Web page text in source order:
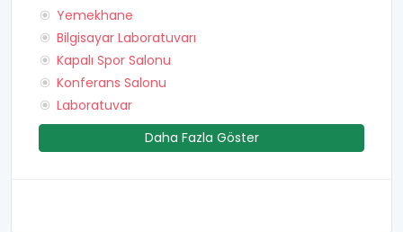
Yemekhane
Bilgisayar Laboratuvarı
Kapalı Spor Salonu
Konferans Salonu
Laboratuvar
Daha Fazla Göster